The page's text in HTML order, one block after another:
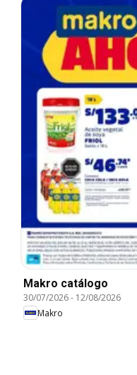
Makro catálogo
30/07/2026- 12/08/2026
Makro